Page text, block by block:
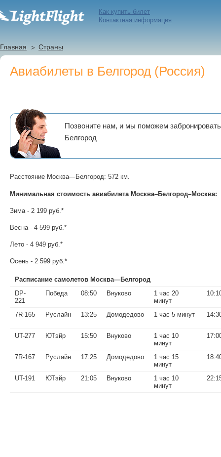
Как купить билет
Контактная информация
Главная Страны
Авиабилеты в Белгород (Россия)
Позвоните нам, и мы поможем
Белгород
Расстояние Москва—Белгород: 572 км.
Минимальная стоимость авиабилета Москва–Белгород–Москва:
Зима - 2 199 руб.*
Весна - 4 599 руб.*
Лето - 4 949 руб.*
Осень - 2 599 руб.*
Расписание самолетов Москва—Белгород
DP-
221
Победа 08:50 Внуково
1 час 20
минут
7R-165 Руслайн 13:25 Домодедово 1 час 5 минут
UT-277 ЮТэйр 15:50 Внуково
1 час 10
минут
7R-167 Руслайн 17:25 Домодедово
1 час 15
минут
UT-191 ЮТэйр 21:05 Внуково
1 час 10
минут